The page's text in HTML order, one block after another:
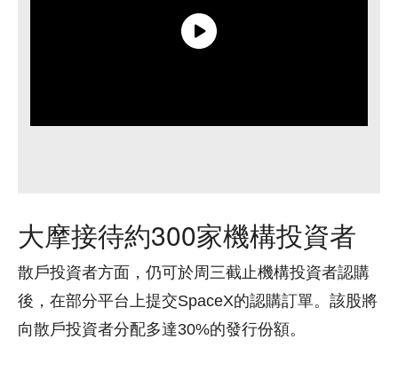
大摩接待約300家機構投資者
散戶投資者方面，仍可於周三截止機構投資者認購
後，在部分平台上提交SpaceX的認購訂單。該股將
向散戶投資者分配多達30%的發行份額。